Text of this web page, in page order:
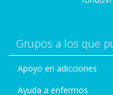
Grupos a los que
Apoyo en adicciones
Ayuda a enfermos